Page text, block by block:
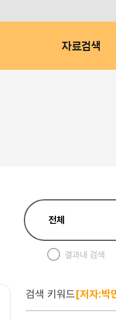
자료검색
결과내 검색
검색 키워드[저자:박